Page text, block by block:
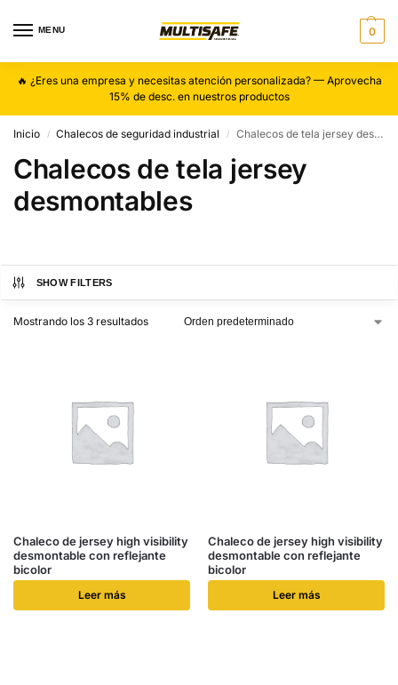
MENU 0
🔥 ¿Eres una empresa y necesitas atención personalizada? — Aprovecha
15% de desc. en nuestros productos
Inicio / Chalecos de seguridad industrial / Chalecos de tela jersey desmontables
Chalecos de tela jersey
desmontables
SHOW FILTERS
Mostrando los 3 resultados
Chaleco de jersey high visibility
desmontable con reflejante
bicolor
Leer más
Chaleco de jersey high visibility
desmontable con reflejante
bicolor
Leer más